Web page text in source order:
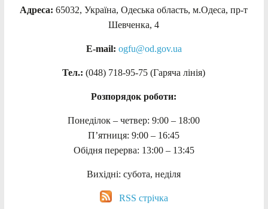
Адреса:65032, Україна, Одеська область, м.Одеса, пр-т
Шевченка, 4
E-mail: ogfu@od.gov.ua
Тел.: (048) 718-95-75 (Гаряча лінія)
Розпорядок роботи:
Понеділок – четвер: 9:00 – 18:00
П’ятниця: 9:00 – 16:45
Обідня перерва: 13:00 – 13:45
Вихідні: субота, неділя
RSS стрічка